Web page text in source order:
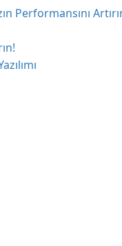
Performansını